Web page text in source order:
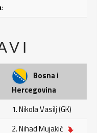
:
Bosna i
Hercegovina
1. Nikola Vasilj (GK)
2. Nihad Mujakić